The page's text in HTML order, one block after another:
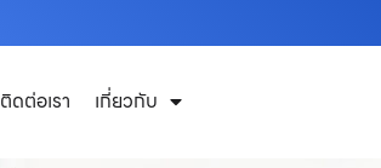
ติดต่อเรา เกี่ยวกับ